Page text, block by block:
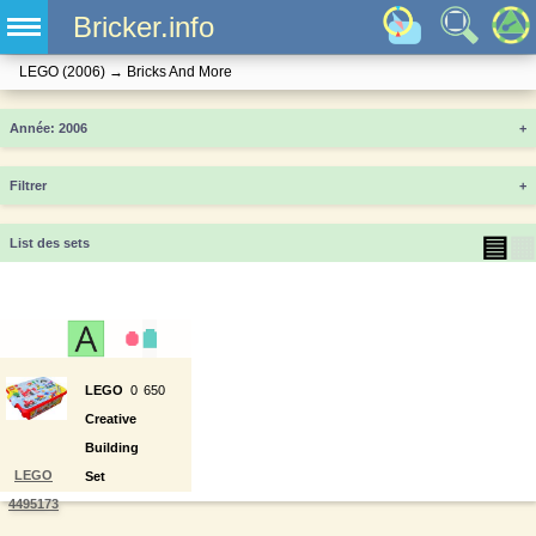
Bricker.info
LEGO (2006) → Bricks And More
Année +
Filtrer +
List des sets ▤
LEGO
4495173
LEGO
Creative
Building
Set
0650